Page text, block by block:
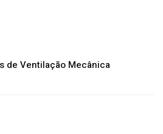
de Ventilação Mecânica